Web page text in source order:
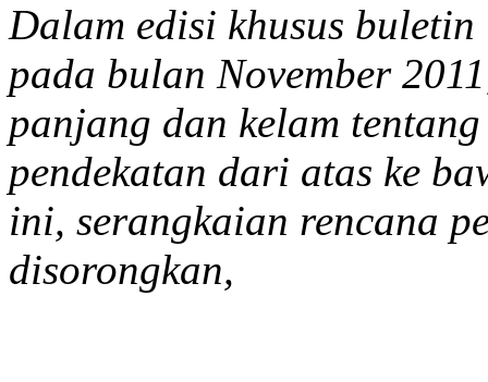
Dalam edisi khusus
pada bulan November
panjang dan kelam
pendekatan dari atas ke
ini, serangkaian rencana
disorongkan,